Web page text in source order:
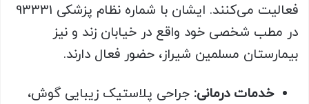
فعالیت می‌کنند. ایشان با شماره نظام پزشکی 93331
در مطب شخصی خود واقع در خیابان زند و نیز
بیمارستان مسلمین شیراز، حضور فعال دارند.
خدمات درمانی: جراحی پلاستیک زیبایی گوش،